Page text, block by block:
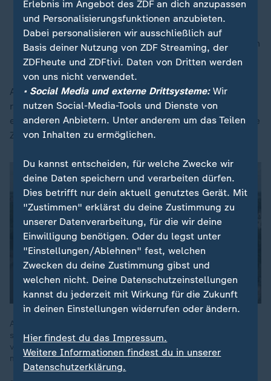
Durchsetzung der unter a) aufgeführten Ziele
gerichtetes Vorgehen,
c) insbesondere durch das Bekenntnis zu bzw. den
systematischen Einsatz von Gewalt (Militanz)".
Also Parteien und Organisationen, die es in dieser
radikalen Ausprägung so gut wie gar nicht gibt. Kaum
ein Zusammenschluss wäre wohl so plump, sich solche
Ziele in die Statuten oder ins Programm zu schreiben.
Am 6. September finden in Sachsen-Anhalt Landtagswahlen
statt. In aktuellen Umfragen liegt die AfD mit rund 40 Prozent
vorn, Ministerpräsident Schulze will einen Wahlsieg der Partei
mit aller Kraft verhindern.
Erlebnis im Angebot des ZDF an dich anzupassen
und Personalisierungsfunktionen anzubieten.
Dabei personalisieren wir ausschließlich auf
Basis deiner Nutzung von ZDF Streaming, der
ZDFheute und ZDFtivi. Daten von Dritten werden
von uns nicht verwendet.
• Social Media und externe Drittsysteme:Wir
nutzen Social-Media-Tools und Dienste von
anderen Anbietern. Unter anderem um das Teilen
von Inhalten zu ermöglichen.
Du kannst entscheiden, für welche Zwecke wir
deine Daten speichern und verarbeiten dürfen.
Dies betrifft nur dein aktuell genutztes Gerät. Mit
"Zustimmen" erklärst du deine Zustimmung zu
unserer Datenverarbeitung, für die wir deine
Einwilligung benötigen. Oder du legst unter
"Einstellungen/Ablehnen" fest, welchen
Zwecken du deine Zustimmung gibst und
welchen nicht. Deine Datenschutzeinstellungen
kannst du jederzeit mit Wirkung für die Zukunft
in deinen Einstellungen widerrufen oder ändern.
Hier findest du das Impressum.
Weitere Informationen findest du in unserer
Datenschutzerklärung.